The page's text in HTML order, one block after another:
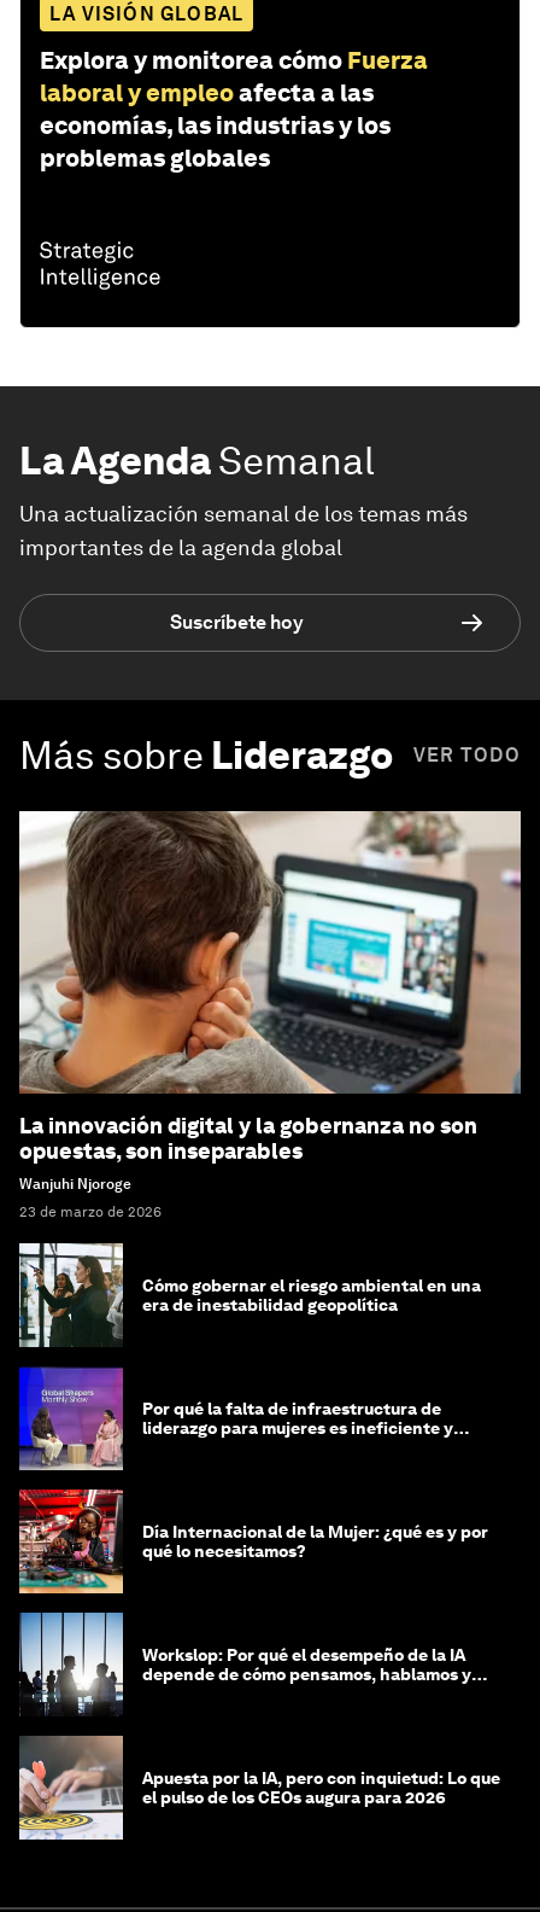
LA VISIÓN GLOBAL
Explora y monitorea cómo Fuerza
laboral y empleoafecta a las
economías, las industrias y los
problemas globales
La AgendaSemanal
Una actualización semanal de los temas más
importantes de la agenda global
Suscríbete hoy
Más sobre Liderazgo VER TODO
La innovación digital y la gobernanza no son
opuestas, son inseparables
Wanjuhi Njoroge
23 de marzo de 2026
Cómo gobernar el riesgo ambiental en una
era de inestabilidad geopolítica
Por qué la falta de infraestructura de
liderazgo para mujeres es ineficiente y
Día Internacional de la Mujer: ¿qué es y por
qué lo necesitamos?
Workslop: Por qué el desempeño de la IA
depende de cómo pensamos, hablamos y
Apuesta por la IA, pero con inquietud: Lo que
el pulso de los CEOs augura para 2026